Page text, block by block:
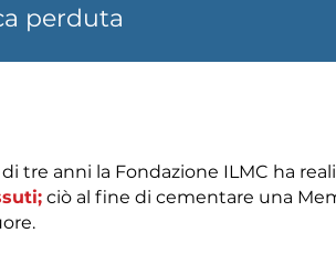
perduta
tre anni la Fondazione ILMC ha
ciò al fine di cementare una